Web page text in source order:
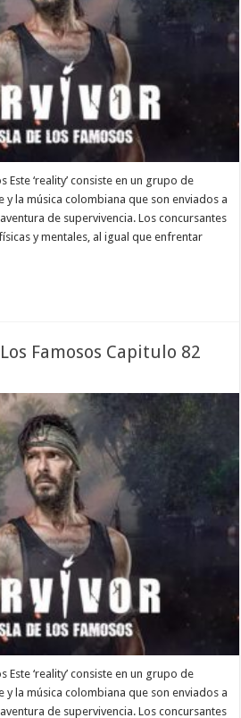
Este ‘reality’ consiste en un grupo de
y la música colombiana que son enviados a
de supervivencia. Los concursantes
y mentales, al igual que enfrentar
Famosos Capitulo 82
Este ‘reality’ consiste en un grupo de
y la música colombiana que son enviados a
de supervivencia. Los concursantes